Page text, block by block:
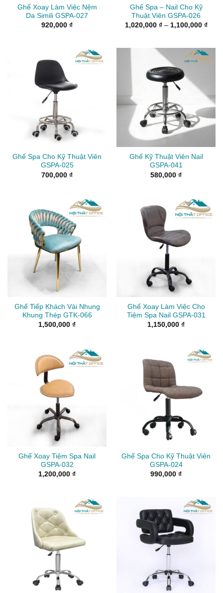
Ghế Xoay Làm Việc Nệm
Da Simili GSPA-027
920,000 ₫
Ghế Spa – Nail Cho Kỹ
Thuật Viên GSPA-026
1,020,000 ₫ – 1,100,000 ₫
Ghế Spa Cho Kỹ Thuật Viên
GSPA-025
700,000 ₫
Ghế Kỹ Thuật Viên Nail
GSPA-041
580,000 ₫
Ghế Tiếp Khách Vải Nhung
Khung Thép GTK-066
1,500,000 ₫
Ghế Xoay Làm Việc Cho
Tiệm Spa Nail GSPA-031
1,150,000 ₫
Ghế Xoay Tiệm Spa Nail
GSPA-032
1,200,000 ₫
Ghế Spa Cho Kỹ Thuật Viên
GSPA-024
990,000 ₫